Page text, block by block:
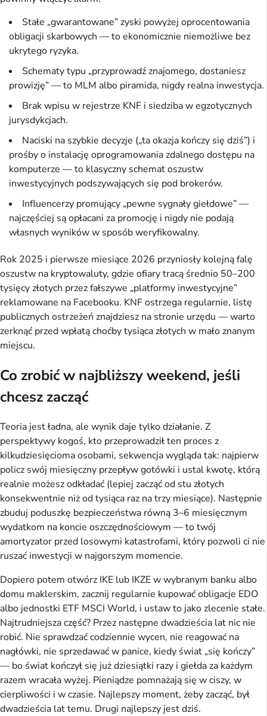
Stałe „gwarantowane” zyski powyżej oprocentowania
obligacji skarbowych — to ekonomicznie niemożliwe bez
ukrytego ryzyka.
Schematy typu „przyprowadź znajomego, dostaniesz
prowizję” — to MLM albo piramida, nigdy realna inwestycja.
Brak wpisu w rejestrze KNF i siedziba w egzotycznych
jurysdykcjach.
Naciski na szybkie decyzje („ta okazja kończy się dziś”) i
prośby o instalację oprogramowania zdalnego dostępu na
komputerze — to klasyczny schemat oszustw
inwestycyjnych podszywających się pod brokerów.
Influencerzy promujący „pewne sygnały giełdowe” —
najczęściej są opłacani za promocję i nigdy nie podają
własnych wyników w sposób weryfikowalny.
Rok 2025 i pierwsze miesiące 2026 przyniosły kolejną falę
oszustw na kryptowaluty, gdzie ofiary tracą średnio 50–200
tysięcy złotych przez fałszywe „platformy inwestycyjne”
reklamowane na Facebooku. KNF ostrzega regularnie, listę
publicznych ostrzeżeń znajdziesz na stronie urzędu — warto
zerknąć przed wpłatą choćby tysiąca złotych w mało znanym
miejscu.
Co zrobić w najbliższy weekend, jeśli
chcesz zacząć
Teoria jest ładna, ale wynik daje tylko działanie. Z
perspektywy kogoś, kto przeprowadził ten proces z
kilkudziesięcioma osobami, sekwencja wygląda tak: najpierw
policz swój miesięczny przepływ gotówki i ustal kwotę, którą
realnie możesz odkładać (lepiej zacząć od stu złotych
konsekwentnie niż od tysiąca raz na trzy miesiące). Następnie
zbuduj poduszkę bezpieczeństwa równą 3–6 miesięcznym
wydatkom na koncie oszczędnościowym — to twój
amortyzator przed losowymi katastrofami, który pozwoli ci nie
ruszać inwestycji w najgorszym momencie.
Dopiero potem otwórz IKE lub IKZE w wybranym banku albo
domu maklerskim, zacznij regularnie kupować obligacje EDO
albo jednostki ETF MSCI World, i ustaw to jako zlecenie stałe.
Najtrudniejsza część? Przez następne dwadzieścia lat nic nie
robić. Nie sprawdzać codziennie wycen, nie reagować na
nagłówki, nie sprzedawać w panice, kiedy świat „się kończy”
— bo świat kończył się już dziesiątki razy i giełda za każdym
razem wracała wyżej. Pieniądze pomnażają się w ciszy, w
cierpliwości i w czasie. Najlepszy moment, żeby zacząć, był
dwadzieścia lat temu. Drugi najlepszy jest dziś.